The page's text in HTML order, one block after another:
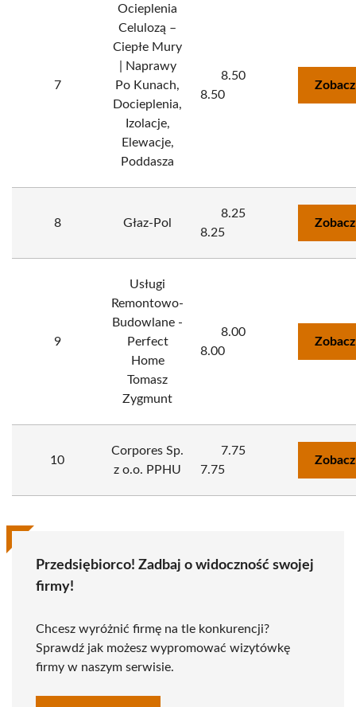
7
Ocieplenia
Celulozą –
Ciepłe Mury
| Naprawy
Po Kunach,
Docieplenia,
Izolacje,
Elewacje,
Poddasza
8.50
8.50
8 Głaz-Pol
8.25
8.25
9
Usługi
Remontowo-
Budowlane -
Perfect
Home
Tomasz
Zygmunt
8.00
8.00
10
Corpores Sp.
z o.o. PPHU
7.75
7.75
Przedsiębiorco! Zadbaj o widoczność swojej
firmy!
Chcesz wyróżnić firmę na tle konkurencji?
Sprawdź jak możesz wypromować wizytówkę
firmy w naszym serwisie.